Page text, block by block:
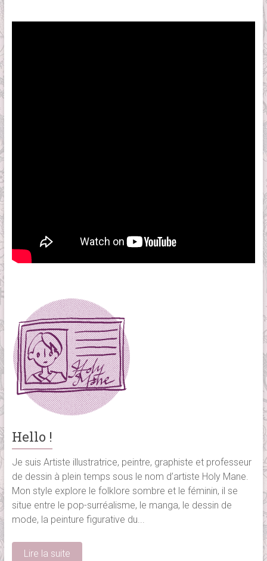
Hello !
Je suis Artiste illustratrice, peintre, graphiste et professeur
de dessin à plein temps sous le nom d’artiste Holy Mane.
Mon style explore le folklore sombre et le féminin, il se
situe entre le pop-surréalisme, le manga, le dessin de
mode, la peinture figurative du...
Lire la suite